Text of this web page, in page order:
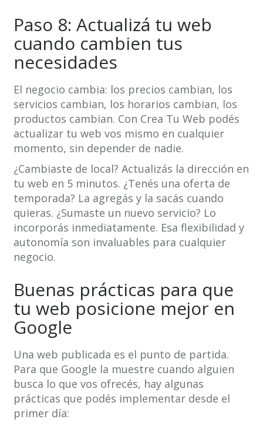
Paso 8: Actualizá tu web
cuando cambien tus
necesidades
El negocio cambia: los precios cambian, los
servicios cambian, los horarios cambian, los
productos cambian. Con Crea Tu Web podés
actualizar tu web vos mismo en cualquier
momento, sin depender de nadie.
¿Cambiaste de local? Actualizás la dirección en
tu web en 5 minutos. ¿Tenés una oferta de
temporada? La agregás y la sacás cuando
quieras. ¿Sumaste un nuevo servicio? Lo
incorporás inmediatamente. Esa flexibilidad y
autonomía son invaluables para cualquier
negocio.
Buenas prácticas para que
tu web posicione mejor en
Google
Una web publicada es el punto de partida.
Para que Google la muestre cuando alguien
busca lo que vos ofrecés, hay algunas
prácticas que podés implementar desde el
primer día: